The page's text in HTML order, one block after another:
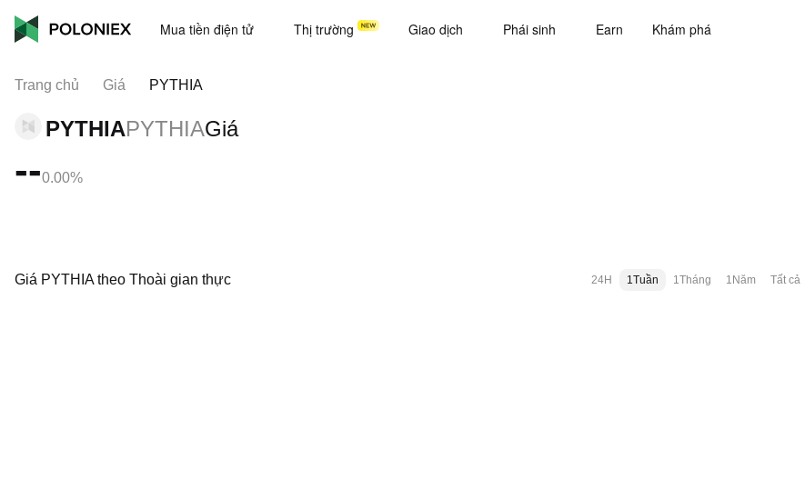
Mua tiền điện tử Thị trường Giao dịch Phái sinh Earn Khám phá
Trang chủ Giá PYTHIA
PYTHIAPYTHIAGiá
--0.00%
Giá PYTHIA theo Thoài gian thực 24H 1Tuần 1Tháng 1Năm Tất cả